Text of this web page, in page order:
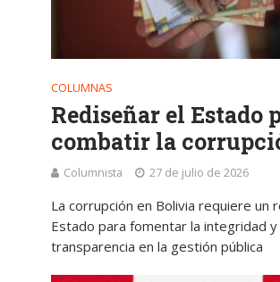
COLUMNAS
Rediseñar el Estado
combatir la
Columnista 27 de julio de 2026
La corrupción en Bolivia requiere un
Estado para fomentar la integridad y
transparencia en la gestión pública